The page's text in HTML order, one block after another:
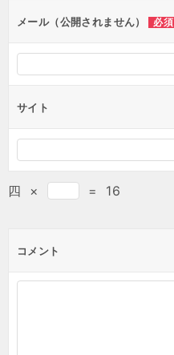
メール（公開されません） 必須
サイト
四 × = 16
コメント